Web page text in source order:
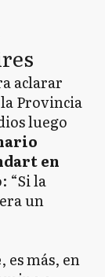
aclarar
Provincia
luego
en
“Si la
un
, es más, en